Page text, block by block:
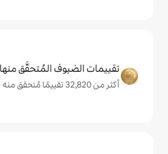
المُتحقَّق منها